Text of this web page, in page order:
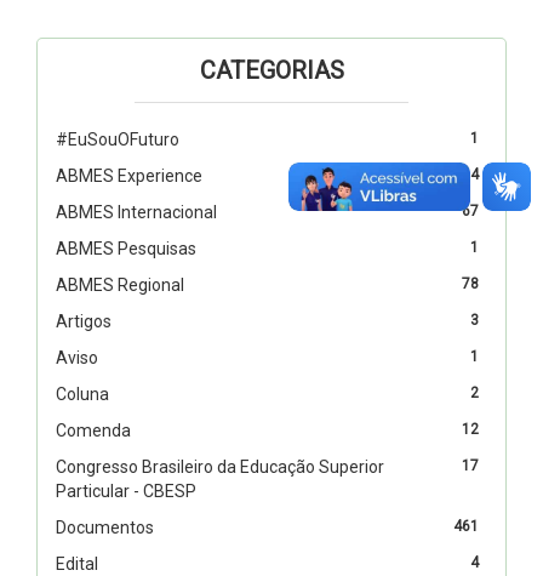
CATEGORIAS
1
#EuSouOFuturo
4
ABMES Experience
67
ABMES Internacional
1
ABMES Pesquisas
78
ABMES Regional
3
Artigos
1
Aviso
2
Coluna
12
Comenda
17
Congresso Brasileiro da Educação Superior
Particular - CBESP
461
Documentos
4
Edital